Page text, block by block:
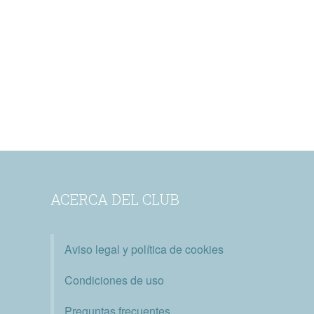
ACERCA DEL CLUB
Aviso legal y política de cookies
Condiciones de uso